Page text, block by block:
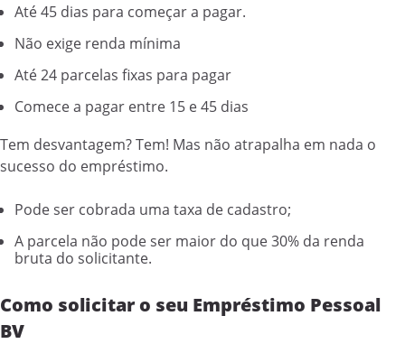
Até 45 dias para começar a pagar.
Não exige renda mínima
Até 24 parcelas fixas para pagar
Comece a pagar entre 15 e 45 dias
Tem desvantagem? Tem! Mas não atrapalha em nada o
sucesso do empréstimo.
Pode ser cobrada uma taxa de cadastro;
A parcela não pode ser maior do que 30% da renda
bruta do solicitante.
Como solicitar o seu Empréstimo Pessoal
BV